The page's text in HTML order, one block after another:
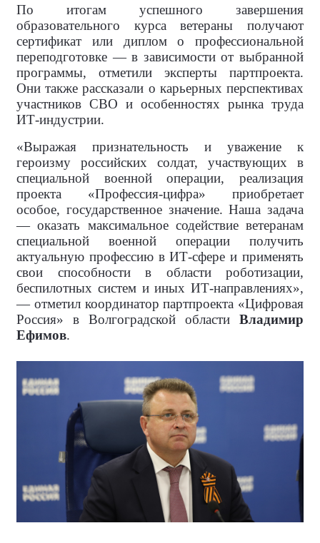
По итогам успешного завершения
образовательного курса ветераны получают
сертификат или диплом о профессиональной
переподготовке — в зависимости от выбранной
программы, отметили эксперты партпроекта.
Они также рассказали о карьерных перспективах
участников СВО и особенностях рынка труда
ИТ-индустрии.
«Выражая признательность и уважение к
героизму российских солдат, участвующих в
специальной военной операции, реализация
проекта «Профессия-цифра» приобретает
особое, государственное значение. Наша задача
— оказать максимальное содействие ветеранам
специальной военной операции получить
актуальную профессию в ИТ-сфере и применять
свои способности в области роботизации,
беспилотных систем и иных ИТ-направлениях»,
— отметил координатор партпроекта «Цифровая
Россия» в Волгоградской области Владимир
Ефимов.